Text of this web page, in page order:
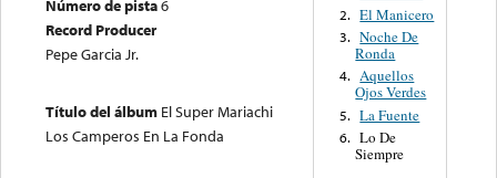
Número de pista6
Record Producer
Pepe Garcia Jr.
Título del álbum El Super Mariachi
Los Camperos En La Fonda
2. El Manicero
3. Noche De
Ronda
4. Aquellos
Ojos Verdes
5. La Fuente
6. Lo De
Siempre